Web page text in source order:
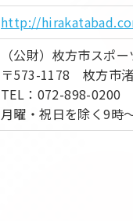
http://
（公財）枚方市スポ
〒573-1178 枚方市渚
TEL：072-898-0200
月曜・祝日を除く9時